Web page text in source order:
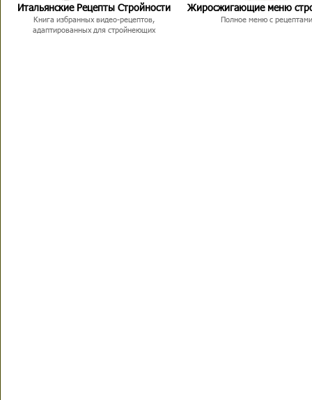
Итальянские Рецепты Стройности
Книга избранных видео-рецептов,
адаптированных для стройнеющих
Жиросжигающие меню
Полное меню с рецептами